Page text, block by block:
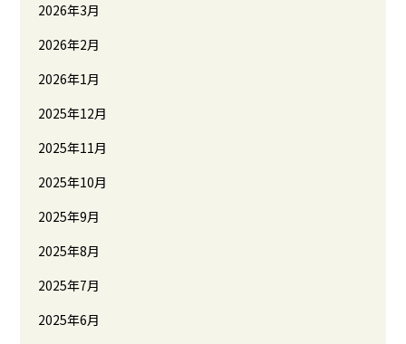
2026年3月
2026年2月
2026年1月
2025年12月
2025年11月
2025年10月
2025年9月
2025年8月
2025年7月
2025年6月